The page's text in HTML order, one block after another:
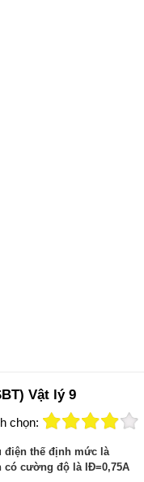
Vật lý 9
chọn:
điện thế định mức là
có cường độ là IĐ=0,75A